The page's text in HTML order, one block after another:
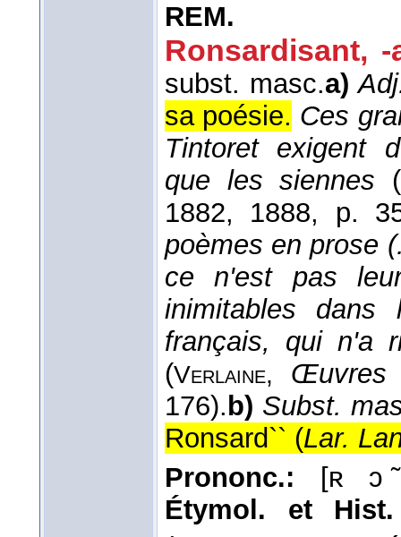
REM.
Ronsardisant, -
subst. masc.a)
sa poésie. Ces
Tintoret exigent
que les siennes (
1882, 1888, p.
poèmes en prose
ce n'est pas
inimitables dans
français, qui n'a
(Verlaine,
Œuvres
176).b) Subst.
Ronsard`` (Lar.
Prononc.: [ʀ ɔ
Étymol. et Hist.